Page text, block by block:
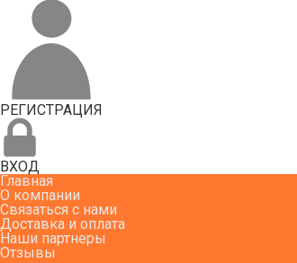
РЕГИСТРАЦИЯ
ВХОД
Главная
О компании
Связаться с нами
Доставка и оплата
Наши партнеры
Отзывы